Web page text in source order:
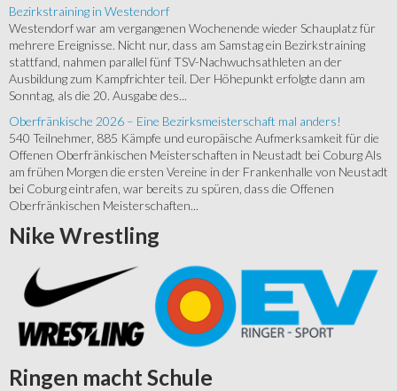
Bezirkstraining in Westendorf
Westendorf war am vergangenen Wochenende wieder Schauplatz für
mehrere Ereignisse. Nicht nur, dass am Samstag ein Bezirkstraining
stattfand, nahmen parallel fünf TSV-Nachwuchsathleten an der
Ausbildung zum Kampfrichter teil. Der Höhepunkt erfolgte dann am
Sonntag, als die 20. Ausgabe des...
Oberfränkische 2026 – Eine Bezirksmeisterschaft mal anders!
540 Teilnehmer, 885 Kämpfe und europäische Aufmerksamkeit für die
Offenen Oberfränkischen Meisterschaften in Neustadt bei Coburg Als
am frühen Morgen die ersten Vereine in der Frankenhalle von Neustadt
bei Coburg eintrafen, war bereits zu spüren, dass die Offenen
Oberfränkischen Meisterschaften...
Nike Wrestling
Ringen macht Schule